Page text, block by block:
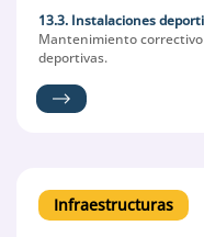
13.3. Instalaciones
Mantenimiento
deportivas.
Infraestructuras